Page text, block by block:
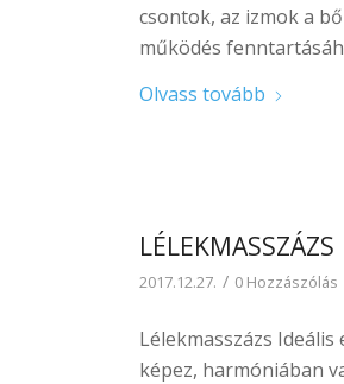
csontok, az izmok a
működés
Olvass tovább
LÉLEKMASSZÁZS
2017.12.27. / 0 Hozzászólás
Lélekmasszázs
képez, harmóniában